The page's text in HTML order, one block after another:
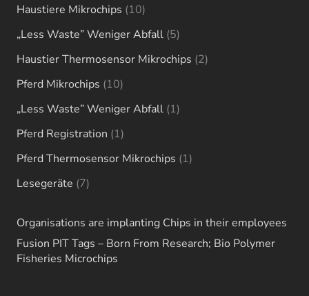
Haustiere Mikrochips 1010
products
„Less Waste” Weniger Abfall 55
products
Haustier Thermosensor Mikrochips 22
Pferd Mikrochips 1010
products
„Less Waste” Weniger Abfall 11
Pferd Registration 11
product
Pferd Thermosensor Mikrochips 11
Lesegeräte 77
Organisations are implanting Chips in their employees
Fusion PIT Tags – Born From Research; Bio Polymer
Fisheries Microchips